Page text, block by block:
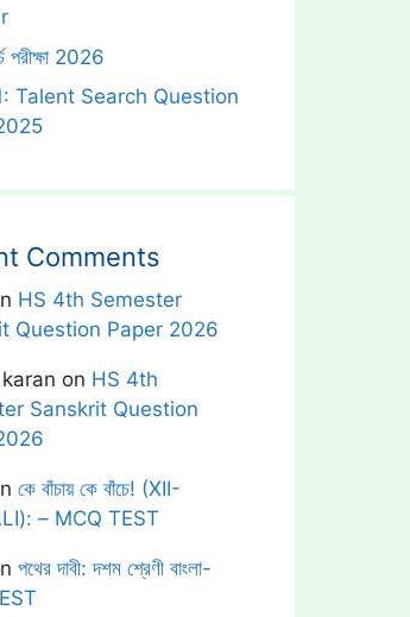
পরীক্ষা 2026
Talent Search Question
Comments
HS 4th Semester
Question Paper 2026
on HS 4th
Sanskrit Question
কে বাঁচায় কে বাঁচে! (XII-
– MCQ TEST
পথের দাবী: দশম শ্রেণী বাংলা-